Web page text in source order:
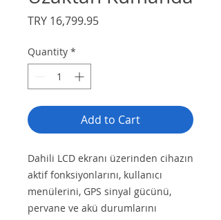
TRY 16,799.95Price
Quantity *
Add to Cart
Dahili LCD ekranı üzerinden cihazın
aktif fonksiyonlarını, kullanıcı
menülerini, GPS sinyal gücünü,
pervane ve akü durumlarını